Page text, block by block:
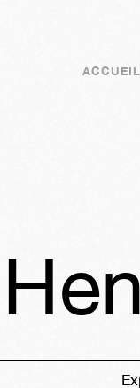
ACCUEIL